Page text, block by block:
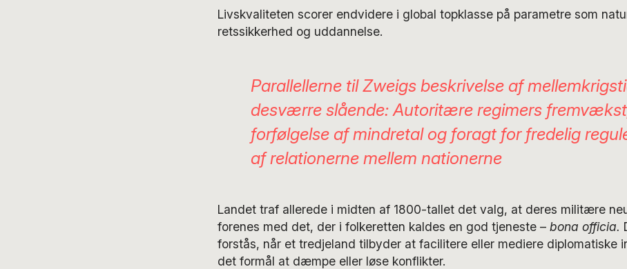
Livskvaliteten scorer endvidere i global topklasse på parametre som
retssikkerhed og uddannelse.
Parallellerne til Zweigs beskrivelse af
desværre slående: Autoritære regimers
forfølgelse af mindretal og foragt for fredelig
af relationerne mellem nationerne
Landet traf allerede i midten af 1800-tallet det valg, at deres militære
forenes med det, der i folkeretten kaldes en god tjeneste –bona officia.
forstås, når et tredjeland tilbyder at facilitere eller mediere diplomatiske
det formål at dæmpe eller løse konflikter.